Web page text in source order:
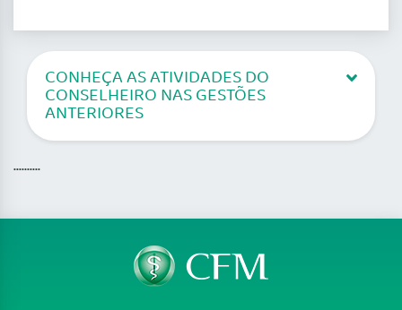
CONHEÇA AS ATIVIDADES DO
CONSELHEIRO NAS GESTÕES
ANTERIORES
..........